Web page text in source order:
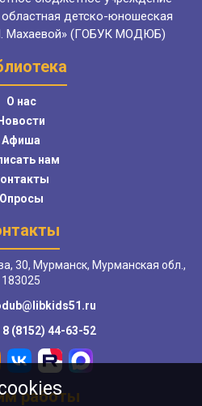
детско-юношеская
Махаевой» (ГОБУК МОДЮБ)
О нас
Афиша
нам
Опросы
30, Мурманск, Мурманская обл.,
183025
8 (8152) 44-63-52
работы